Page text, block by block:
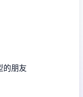
的朋友